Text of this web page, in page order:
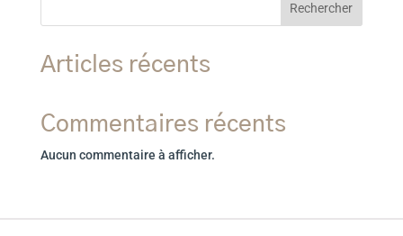
Rechercher
Articles récents
Commentaires récents
Aucun commentaire à afficher.